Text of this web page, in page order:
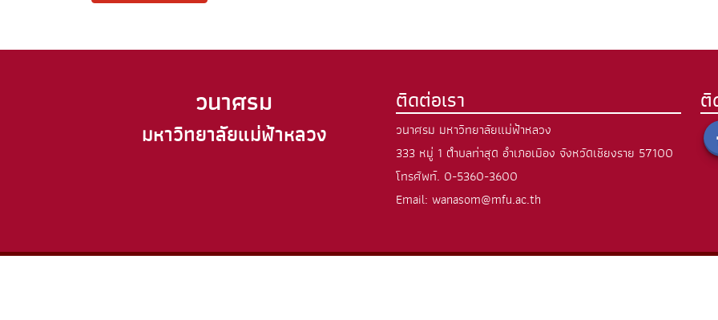
วนาศรม
มหาวิทยาลัยแม่ฟ้าหลวง
ติดต่อเรา
วนาศรม มหาวิทยาลัยแม่ฟ้าหลวง
333 หมู่ 1 ตำบลท่าสุด อำเภอเมือง จังหวัดเชียงราย 57100
โทรศัพท์. 0-5360-3600
Email: wanasom@mfu.ac.th
ติ